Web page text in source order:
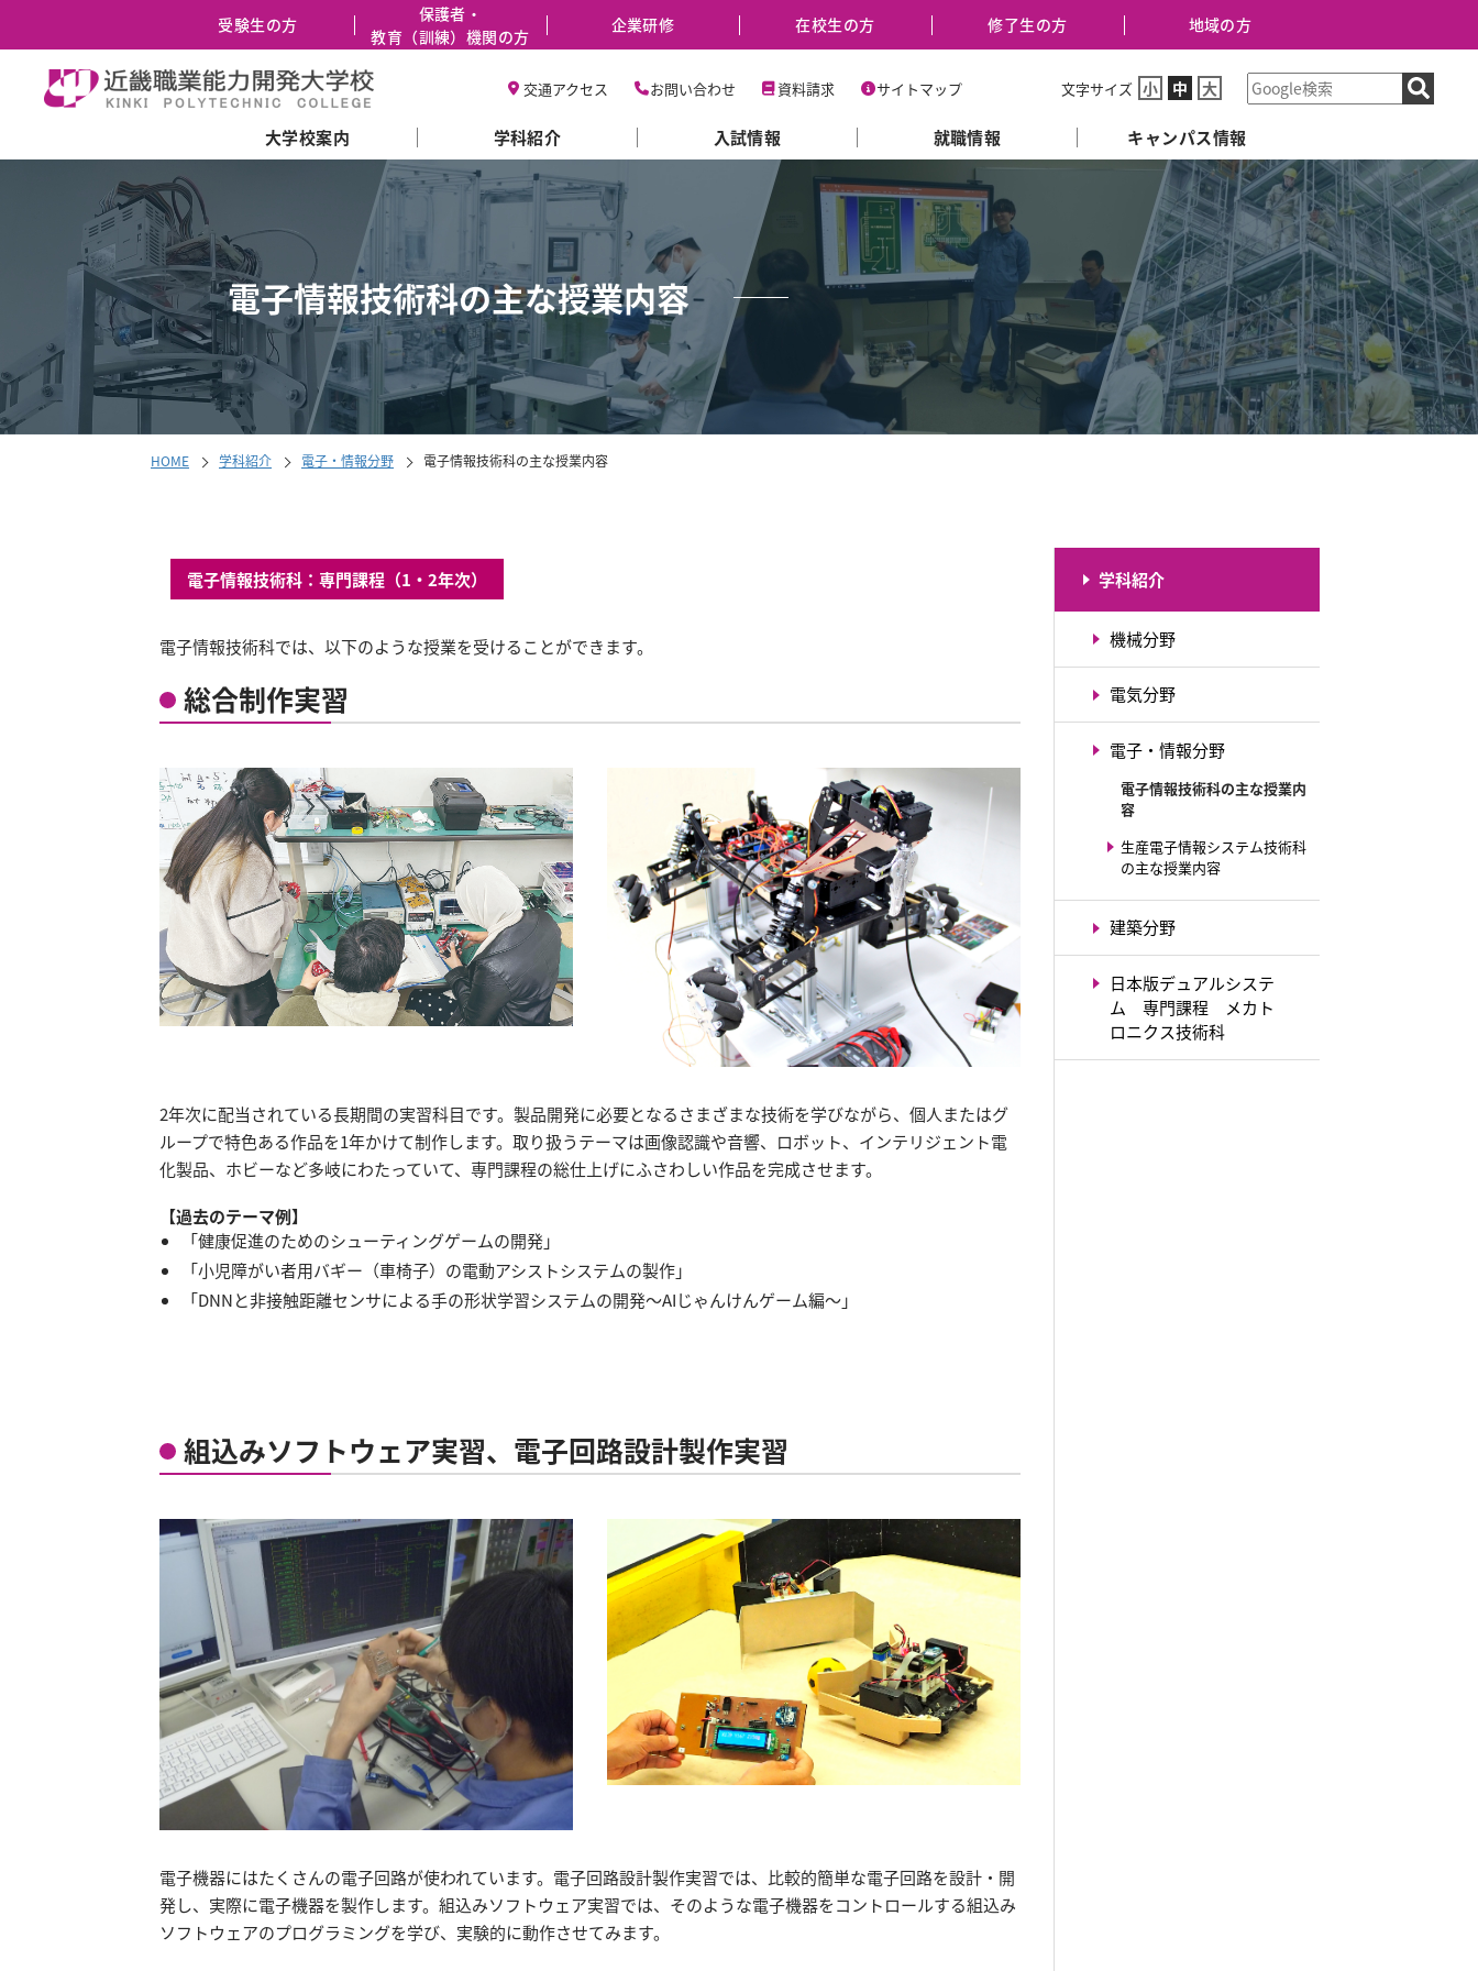
受験生の方
保護者・
教育（訓練）機関の方
企業研修 在校生の方 修了生の方 地域の方
交通アクセス お問い合わせ 資料請求 サイトマップ 文字サイズ 小 中 大
大学校案内 学科紹介 入試情報 就職情報 キャンパス情報
ニ
ュ
ー
の
先
頭
に
る
電子情報技術科の主な授業内容
HOME 学科紹介 電子・情報分野 電子情報技術科の主な授業内容
電子情報技術科：専門課程（1・2年次）
電子情報技術科では、以下のような授業を受けることができます。
総合制作実習
2年次に配当されている長期間の実習科目です。製品開発に必要となるさまざまな技術を学びながら、個人またはグ
ループで特色ある作品を1年かけて制作します。取り扱うテーマは画像認識や音響、ロボット、インテリジェント電
化製品、ホビーなど多岐にわたっていて、専門課程の総仕上げにふさわしい作品を完成させます。
【過去のテーマ例】
「健康促進のためのシューティングゲームの開発」
「小児障がい者用バギー（車椅子）の電動アシストシステムの製作」
「DNNと非接触距離センサによる手の形状学習システムの開発～AIじゃんけんゲーム編～」
組込みソフトウェア実習、電子回路設計製作実習
電子機器にはたくさんの電子回路が使われています。電子回路設計製作実習では、比較的簡単な電子回路を設計・開
発し、実際に電子機器を製作します。組込みソフトウェア実習では、そのような電子機器をコントロールする組込み
ソフトウェアのプログラミングを学び、実験的に動作させてみます。
学科紹介
機械分野
電気分野
電子・情報分野
電子情報技術科の主な授業内
容
生産電子情報システム技術科
の主な授業内容
建築分野
日本版デュアルシステ
ム 専門課程 メカト
ロニクス技術科